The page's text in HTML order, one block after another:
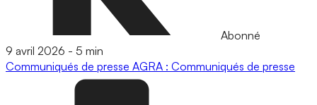
Abonné
9 avril 2026 - 5 min
Communiqués de presse AGRA : Communiqués de presse